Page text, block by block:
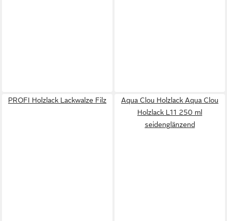
PROFI Holzlack Lackwalze Filz
Aqua Clou Holzlack Aqua Clou
Holzlack L11 250 ml
seidenglänzend